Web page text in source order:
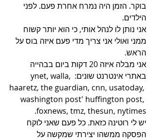
בוקר. הזמן היה נמרח אחרת פעם. לפני
הילדים.
אני נותן לו לנהל אותי, כי הוא יותר קשוח
ממני ואולי אני צריך מדי פעם איזה בוס על
הראש.
אני מבלה איזה 20 דקות ביום בבהייה
באתרי אינטרנט שונים: ynet, walla,
haaretz, the guardian, cnn, usatoday,
washington post' huffington post,
foxnews, tmz, thesun, nytimes.
יש לי רוטינה כזאת. כל פעם שאני לוקח
הפסקה ממשהו יצירתי שמקשה על